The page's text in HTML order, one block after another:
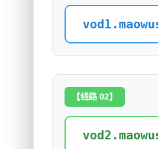
【线路 02】